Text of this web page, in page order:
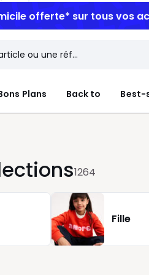
offerte* sur tous vos
Plans Back to Best-
1264
Fille